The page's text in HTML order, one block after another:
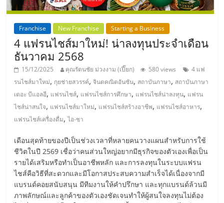
ไชส์,
รวม
แฟ
รน
ไชส์
ขาย
แฟ
Franchise New Franchise Starting a Business
4 แฟรนไชส์มาใหม่! น่าลงทุนประจำเดือน
ธันวาคม 2568
15/12/2025 คุณรัตนชัย ม่วงงาม (เปี๊ยก) 580 views
4 แฟ
รนไชส์มาใหม่, กุยช่ายสวรรค์,จินตคณิตอันซัน, สถาบันภาษา, สถาบันภาษา
เดอะ บีแอลอี, แฟรนไชส์, แฟรนไชส์การศึกษา, แฟรนไชส์น่าลงทุน, แฟรน
ไชส์น่าสนใจ, แฟรนไชส์มาใหม่, แฟรนไชส์สร้างอาชีพ, แฟรนไชส์อาหาร,
แฟรนไชส์เครื่องดื่ม,ไอ-ชา
เดือนสุดท้ายของปีเป็นช่วงเวลาที่หลายคนวางแผนสำหรับการใช้
ชีวิตในปี 2569 เชื่อว่าคนส่วนใหญ่อยากมีธุรกิจของตัวเองเพื่อเป็น
รายได้เสริมหรือทำเป็นอาชีพหลัก และการลงทุนในระบบแฟรน
ไชส์คือวิธีที่สะดวกและมีโอกาสประสบความสำเร็จได้เนื่องจากมี
แบรนด์คอยสนับสนุน มีทีมงานให้คำปรึกษา และทุกแบรนด์ล้วนมี
ภาพลักษณ์และลูกค้าของตัวเองชัดเจนทำให้ผู้สนใจลงทุนไม่ต้อง